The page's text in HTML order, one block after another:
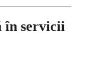
în servicii